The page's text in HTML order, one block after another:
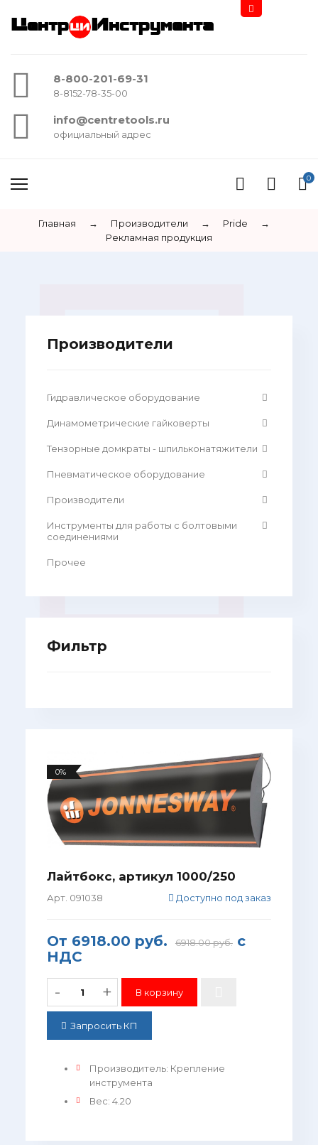
Центр Инструмента
8-800-201-69-31
8-8152-78-35-00
info@centretools.ru
официальный адрес
0
Главная → Производители → Pride
→
Рекламная продукция
Производители
Гидравлическое оборудование
Динамометрические гайковерты
Тензорные домкраты - шпильконатяжители
Пневматическое оборудование
Производители
Инструменты для работы с болтовыми
соединениями
Прочее
Фильтр
0%
Лайтбокс, артикул 1000/250
Арт. 091038 Доступно под заказ
От 6918.00 руб. 6918.00 руб.с
НДС
- +
Запросить КП
Производитель: Крепление
инструмента
Вес: 4.20